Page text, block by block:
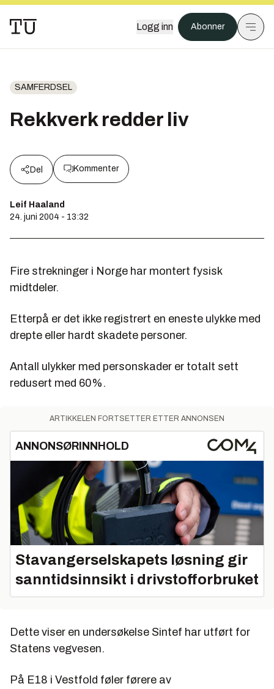
Logg inn Abonner
SAMFERDSEL
Rekkverk redder liv
Del Kommenter
Leif Haaland
24. juni 2004 - 13:32
Fire strekninger i Norge har montert fysisk
midtdeler.
Etterpå er det ikke registrert en eneste ulykke med
drepte eller hardt skadete personer.
Antall ulykker med personskader er totalt sett
redusert med 60%.
ARTIKKELEN FORTSETTER ETTER ANNONSEN
ANNONSØRINNHOLD
Stavangerselskapets løsning gir
sanntidsinnsikt i drivstofforbruket
Dette viser en undersøkelse Sintef har utført for
Statens vegvesen.
På E18 i Vestfold føler førere av